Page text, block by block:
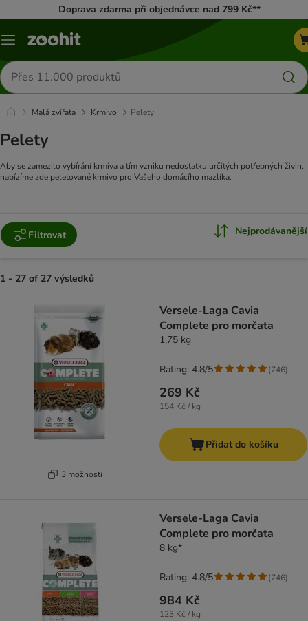
Doprava zdarma při objednávce nad 799 Kč**
Menu
Hledat
produkty
Malá zvířata Krmivo Pelety
Pelety
Aby se zamezilo vybírání krmiva a tím vzniku nedostatku určitých potřebných živin,
nabízíme zde peletované krmivo pro Vašeho domácího mazlíka.
Filtrovat Nejprodávanější
1 - 27 of 27 výsledků
3 možností
Versele-Laga Cavia
Complete pro morčata
1,75 kg
269 Kč
154 Kč / kg
Rating: 4.8/5 (746)
Přidat do košíku
Versele-Laga Cavia
Complete pro morčata
8 kg*
984 Kč
123 Kč / kg
Rating: 4.8/5 (746)